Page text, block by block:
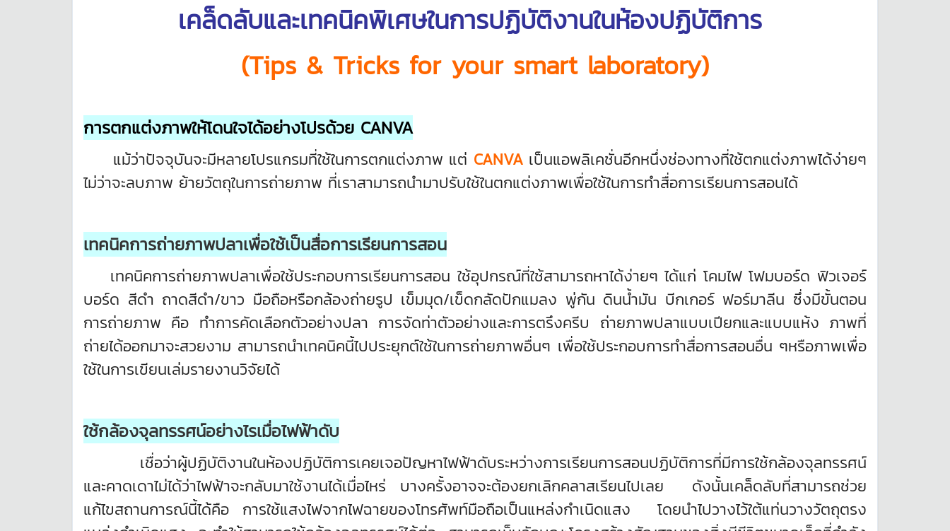
เคล็ดลับและเทคนิคพิเศษในการปฏิบัติงานในห้องปฏิบัติการ
(Tips & Tricks for your smart laboratory)
การตกแต่งภาพให้โดนใจได้อย่างโปรด้วย CANVA
แม้ว่าปัจจุบันจะมีหลายโปรแกรมที่ใช้ในการตกแต่งภาพ แต่ CANVAเป็นแอพลิเคชั่นอีกหนึ่งช่องทางที่ใช้ตกแต่งภาพได้ง่ายๆ
ไม่ว่าจะลบภาพ ย้ายวัตถุในการถ่ายภาพ ที่เราสามารถนำมาปรับใช้ในตกแต่งภาพเพื่อใช้ในการทำสื่อการเรียนการสอนได้
เทคนิคการถ่ายภาพปลาเพื่อใช้เป็นสื่อการเรียนการสอน
เทคนิคการถ่ายภาพปลาเพื่อใช้ประกอบการเรียนการสอน ใช้อุปกรณ์ที่ใช้สามารถหาได้ง่ายๆ ได้แก่ โคมไฟ โฟมบอร์ด ฟิวเจอร์
บอร์ด สีดำ ถาดสีดำ/ขาว มือถือหรือกล้องถ่ายรูป เข็มมุด/เข็ดกลัดปักแมลง พู่กัน ดินน้ำมัน บีกเกอร์ ฟอร์มาลีน ซึ่งมีขั้นตอน
การถ่ายภาพ คือ ทำการคัดเลือกตัวอย่างปลา การจัดท่าตัวอย่างและการตรึงครีบ ถ่ายภาพปลาแบบเปียกและแบบแห้ง ภาพที่
ถ่ายได้ออกมาจะสวยงาม สามารถนำเทคนิคนี้ไปประยุกต์ใช้ในการถ่ายภาพอื่นๆ เพื่อใช้ประกอบการทำสื่อการสอนอื่น ๆหรือภาพเพื่อ
ใช้ในการเขียนเล่มรายงานวิจัยได้
ใช้กล้องจุลทรรศน์อย่างไรเมื่อไฟฟ้าดับ
เชื่อว่าผู้ปฏิบัติงานในห้องปฏิบัติการเคยเจอปัญหาไฟฟ้าดับระหว่างการเรียนการสอนปฏิบัติการที่มีการใช้กล้องจุลทรรศน์
และคาดเดาไม่ได้ว่าไฟฟ้าจะกลับมาใช้งานได้เมื่อไหร่ บางครั้งอาจจะต้องยกเลิกคลาสเรียนไปเลย ดังนั้นเคล็ดลับที่สามารถช่วย
แก้ไขสถานการณ์นี้ได้คือ การใช้แสงไฟจากไฟฉายของโทรศัพท์มือถือเป็นแหล่งกำเนิดแสง โดยนำไปวางไว้ใต้แท่นวางวัตถุตรง